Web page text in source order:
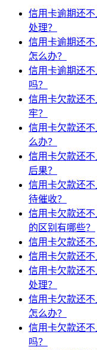
信用卡逾期还
处理？
信用卡逾期还
怎么办？
信用卡逾期还
吗？
信用卡欠款还
牢？
信用卡欠款还
么办？
信用卡欠款还
后果？
信用卡欠款还
待催收？
信用卡欠款还
的区别有哪些？
信用卡欠款还不
信用卡欠款还不
信用卡欠款还
处理？
信用卡欠款还
怎么办？
信用卡欠款还
吗？